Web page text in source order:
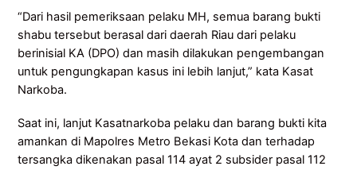
“Dari hasil pemeriksaan pelaku MH, semua barang bukti
shabu tersebut berasal dari daerah Riau dari pelaku
berinisial KA (DPO) dan masih dilakukan pengembangan
untuk pengungkapan kasus ini lebih lanjut,” kata Kasat
Narkoba.
Saat ini, lanjut Kasatnarkoba pelaku dan barang bukti kita
amankan di Mapolres Metro Bekasi Kota dan terhadap
tersangka dikenakan pasal 114 ayat 2 subsider pasal 112